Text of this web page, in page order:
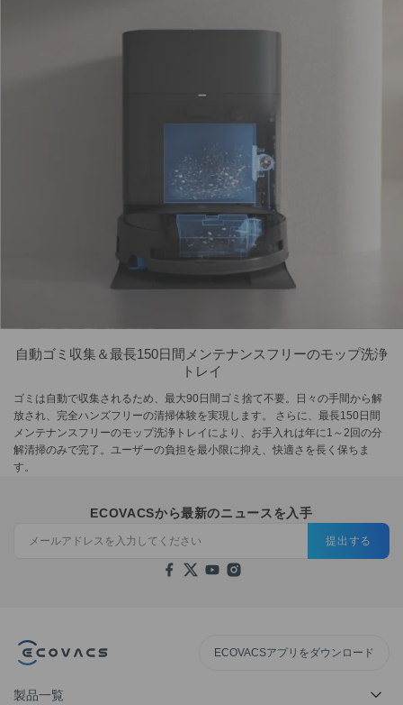
自動ゴミ収集＆最長150日間メンテナンスフリーのモップ洗浄
トレイ
ゴミは自動で収集されるため、最大90日間ゴミ捨て不要。日々の手間から解
放され、完全ハンズフリーの清掃体験を実現します。 さらに、最長150日間
メンテナンスフリーのモップ洗浄トレイにより、お手入れは年に1～2回の分
解清掃のみで完了。ユーザーの負担を最小限に抑え、快適さを長く保ちま
す。
ECOVACSから最新のニュースを入手
提出する
ECOVACSアプリをダウンロード
製品一覧